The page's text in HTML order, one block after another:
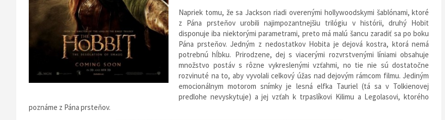
Napriek tomu, že sa Jackson riadi overenými hollywoodskymi šablónami, ktoré
z Pána prsteňov urobili najimpozantnejšiu trilógiu v histórii, druhý Hobit
disponuje iba niektorými parametrami, preto má malú šancu zaradiť sa po boku
Pána prsteňov. Jedným z nedostatkov Hobita je dejová kostra, ktorá nemá
potrebnú hĺbku. Prirodzene, dej s viacerými rozvrstvenými líniami obsahuje
množstvo postáv s rôzne vykreslenými vzťahmi, no tie nie sú dostatočne
rozvinuté na to, aby vyvolali celkový úžas nad dejovým rámcom filmu. Jediným
emocionálnym motorom snímky je lesná elfka Tauriel (tá sa v Tolkienovej
predlohe nevyskytuje) a jej vzťah k trpaslíkovi Kilimu a Legolasovi, ktorého
poznáme z Pána prsteňov.